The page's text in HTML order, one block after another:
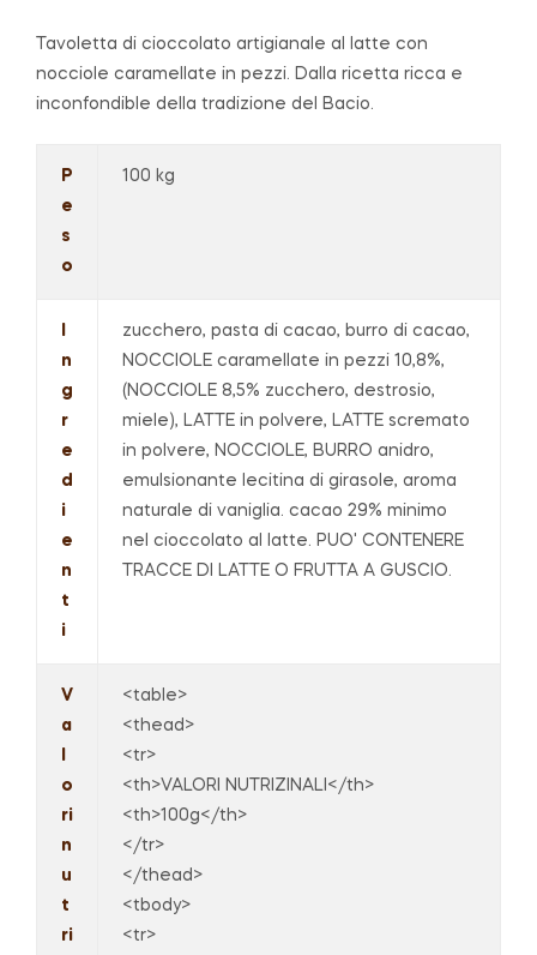
Tavoletta di cioccolato artigianale al latte con
nocciole caramellate in pezzi. Dalla ricetta ricca e
inconfondible della tradizione del Bacio.
P
e
s
o
100 kg
I
n
g
r
e
d
i
e
n
t
i
zucchero, pasta di cacao, burro di cacao,
NOCCIOLE caramellate in pezzi 10,8%,
(NOCCIOLE 8,5% zucchero, destrosio,
miele), LATTE in polvere, LATTE scremato
in polvere, NOCCIOLE, BURRO anidro,
emulsionante lecitina di girasole, aroma
naturale di vaniglia. cacao 29% minimo
nel cioccolato al latte. PUO' CONTENERE
TRACCE DI LATTE O FRUTTA A GUSCIO.
V
a
l
o
ri
n
u
t
ri
<table>
<thead>
<tr>
<th>VALORI NUTRIZINALI</th>
<th>100g</th>
</tr>
</thead>
<tbody>
<tr>